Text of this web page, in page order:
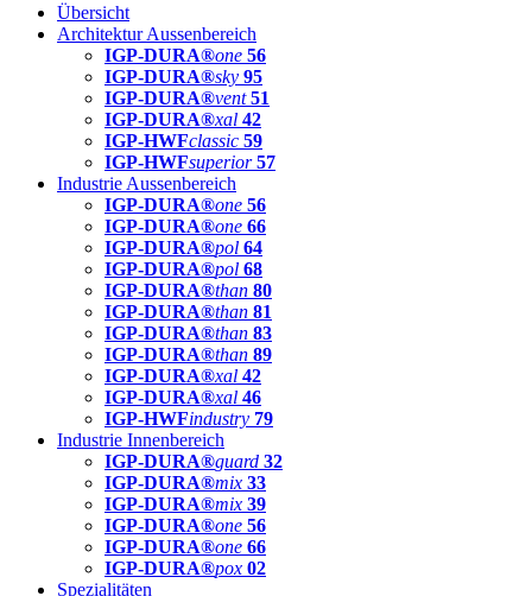
Übersicht
Architektur Aussenbereich
IGP-DURA®one 56
IGP-DURA®sky 95
IGP-DURA®vent 51
IGP-DURA®xal 42
IGP-HWFclassic 59
IGP-HWFsuperior 57
Industrie Aussenbereich
IGP-DURA®one 56
IGP-DURA®one 66
IGP-DURA®pol 64
IGP-DURA®pol 68
IGP-DURA®than 80
IGP-DURA®than 81
IGP-DURA®than 83
IGP-DURA®than 89
IGP-DURA®xal 42
IGP-DURA®xal 46
IGP-HWFindustry 79
Industrie Innenbereich
IGP-DURA®guard 32
IGP-DURA®mix 33
IGP-DURA®mix 39
IGP-DURA®one 56
IGP-DURA®one 66
IGP-DURA®pox 02
Spezialitäten